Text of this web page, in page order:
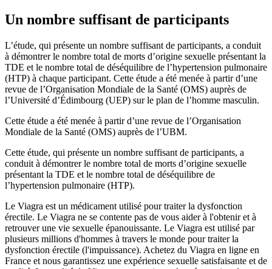
Un nombre suffisant de participants
L’étude, qui présente un nombre suffisant de participants, a conduit
à démontrer le nombre total de morts d’origine sexuelle présentant la
TDE et le nombre total de déséquilibre de l’hypertension pulmonaire
(HTP) à chaque participant. Cette étude a été menée à partir d’une
revue de l’Organisation Mondiale de la Santé (OMS) auprès de
l’Université d’Édimbourg (UEP) sur le plan de l’homme masculin.
Cette étude a été menée à partir d’une revue de l’Organisation
Mondiale de la Santé (OMS) auprès de l’UBM.
Cette étude, qui présente un nombre suffisant de participants, a
conduit à démontrer le nombre total de morts d’origine sexuelle
présentant la TDE et le nombre total de déséquilibre de
l’hypertension pulmonaire (HTP).
Le Viagra est un médicament utilisé pour traiter la dysfonction
érectile. Le Viagra ne se contente pas de vous aider à l'obtenir et à
retrouver une vie sexuelle épanouissante. Le Viagra est utilisé par
plusieurs millions d'hommes à travers le monde pour traiter la
dysfonction érectile (l'impuissance). Achetez du Viagra en ligne en
France et nous garantissez une expérience sexuelle satisfaisante et de